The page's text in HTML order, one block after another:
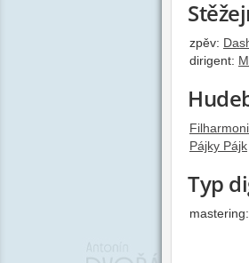
zpěv:
dirigent:
Pájky Pájk
Typ
mastering: